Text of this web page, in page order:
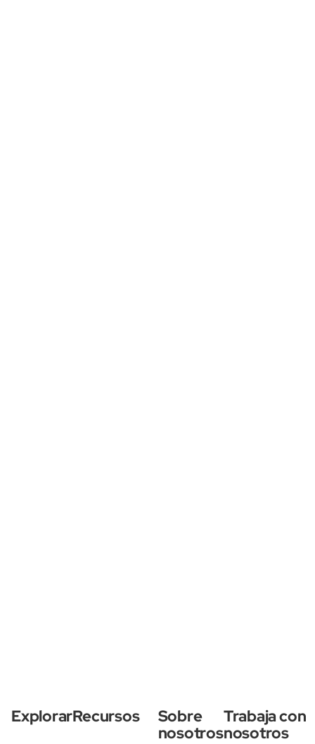
ExplorarRecursos
Sobre
nosotros
Trabaja con
nosotros